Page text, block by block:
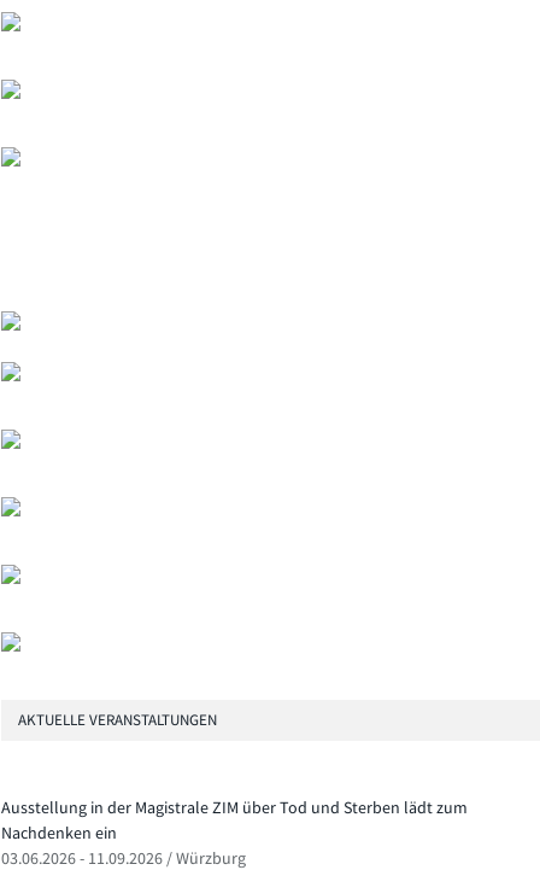
AKTUELLE VERANSTALTUNGEN
Ausstellung in der Magistrale ZIM über Tod und Sterben lädt zum
Nachdenken ein
03.06.2026 - 11.09.2026 / Würzburg